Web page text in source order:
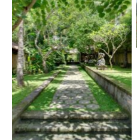
Caption 1